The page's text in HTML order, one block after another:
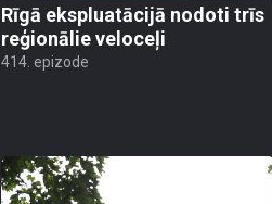
Rīgā ekspluatācijā nodoti trīs
reģionālie veloceļi
414. epizode